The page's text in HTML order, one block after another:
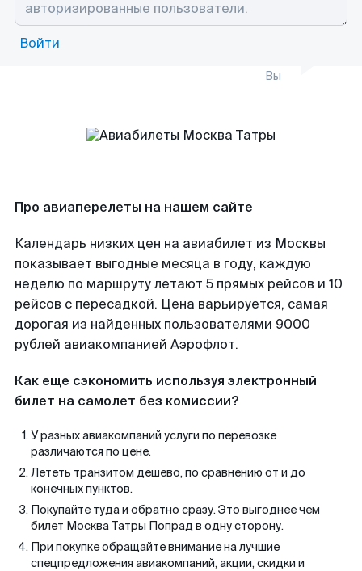
Войти
Вы
Про авиаперелеты на нашем сайте
Календарь низких цен на авиабилет из Москвы
показывает выгодные месяца в году, каждую
неделю по маршруту летают 5 прямых рейсов и 10
рейсов с пересадкой. Цена варьируется, самая
дорогая из найденных пользователями 9000
рублей авиакомпанией Аэрофлот.
Как еще сэкономить используя электронный
билет на самолет без комиссии?
У разных авиакомпаний услуги по перевозке
различаются по цене.
Лететь транзитом дешево, по сравнению от и до
конечных пунктов.
Покупайте туда и обратно сразу. Это выгоднее чем
билет Москва Татры Попрад в одну сторону.
При покупке обращайте внимание на лучшие
спецпредложения авиакомпаний, акции, скидки и